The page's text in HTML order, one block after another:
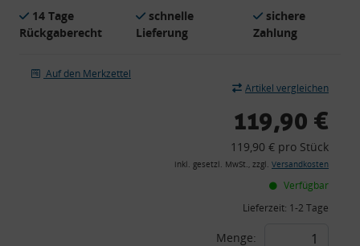
14 Tage
Rückgaberecht
schnelle
Lieferung
sichere
Zahlung
Auf den Merkzettel
Artikel vergleichen
119,90 €
119,90 € pro Stück
inkl. gesetzl. MwSt., zzgl. Versandkosten
Verfügbar
Lieferzeit: 1-2 Tage
Menge: